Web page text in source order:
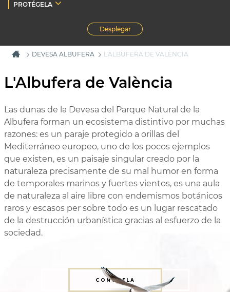
PROTÉGELA
Desplegar
DEVESA ALBUFERA L'ALBUFERA DE VALÈNCIA
L'Albufera de València
Las dunas de la Devesa del Parque Natural de la
Albufera forman un ecosistema distintivo por muchas
razones: es un paraje protegido a orillas del
Mediterráneo europeo, uno de los pocos ejemplos
que existen, es un paisaje singular creado por la
naturaleza precisamente de su mal humor en forma
de temporales marinos y fuertes vientos, es una aula
de naturaleza al aire libre con endemismos botánicos
raros y escasos per sobre todo es un lugar rescatado
de la destrucción urbanística gracias al esfuerzo de la
sociedad.
CONÓCELA